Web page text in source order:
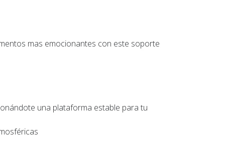
mas emocionantes con este soporte
una plataforma estable para tu